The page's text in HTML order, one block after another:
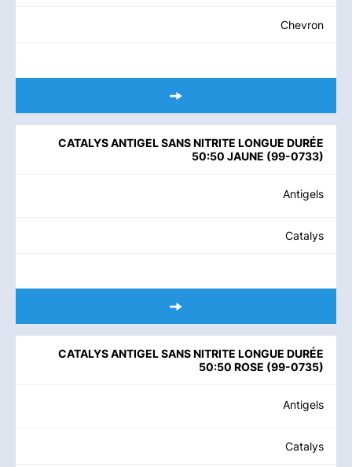
Chevron
CATALYS ANTIGEL SANS NITRITE LONGUE DURÉE
50:50 JAUNE (99-0733)
Antigels
Catalys
CATALYS ANTIGEL SANS NITRITE LONGUE DURÉE
50:50 ROSE (99-0735)
Antigels
Catalys